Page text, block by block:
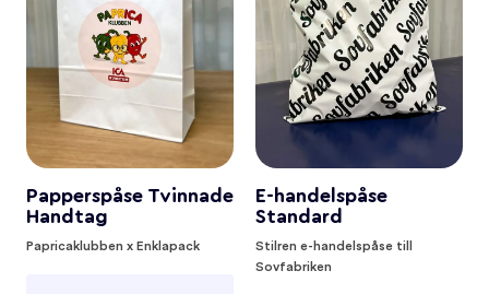
Papperspåse Tvinnade
Handtag
Papricaklubben x Enklapack
E-handelspåse
Standard
Stilren e-handelspåse till
Sovfabriken